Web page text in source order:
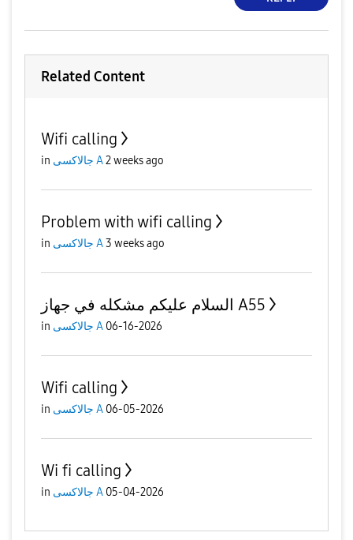
Related Content
Wifi calling
in جالاكسى A2 weeks ago
Problem with wifi calling
in جالاكسى A3 weeks ago
السلام عليكم مشكله في جهاز A55
in جالاكسى A 06-16-2026
Wifi calling
in جالاكسى A 06-05-2026
Wi fi calling
in جالاكسى A 05-04-2026